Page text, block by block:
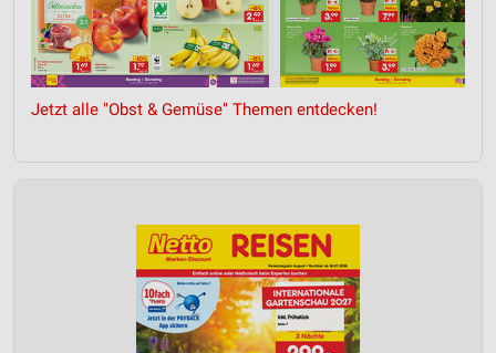
Jetzt alle "Obst & Gemüse" Themen entdecken!